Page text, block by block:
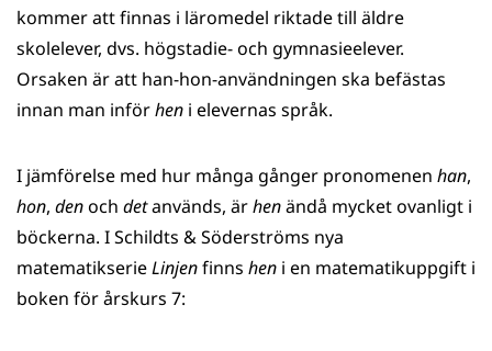
kommer att finnas i läromedel riktade till äldre
skolelever, dvs. högstadie- och gymnasieelever.
Orsaken är att han-hon-användningen ska befästas
innan man införhen i elevernas språk.
I jämförelse med hur många gånger pronomenen han,
hon, denoch detanvänds, ärhenändå mycket ovanligt i
böckerna. I Schildts & Söderströms nya
matematikserieLinjenfinns hen i en matematikuppgift i
boken för årskurs 7: